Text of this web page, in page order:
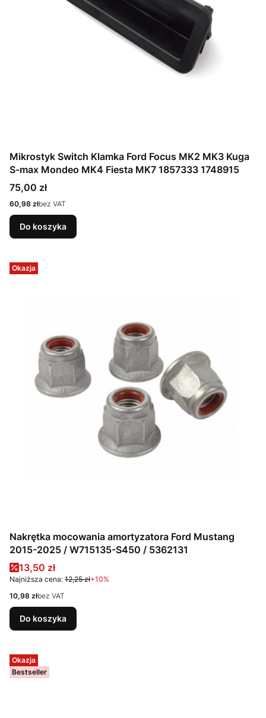
Mikrostyk Switch Klamka Ford Focus MK2 MK3 Kuga
S-max Mondeo MK4 Fiesta MK7 1857333 1748915
Cena
75,00 zł
Cena
60,98 złbez VAT
Do koszyka
Okazja
Nakrętka mocowania amortyzatora Ford Mustang
2015-2025 / W715135-S450 / 5362131
Cena promocyjna
13,50 zł
Najniższa cena: 12,25 zł+10%
Cena
10,98 złbez VAT
Do koszyka
Okazja
Bestseller